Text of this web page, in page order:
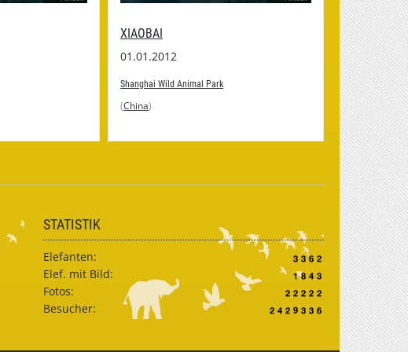
XIAOBAI
01.01.2012
Shanghai Wild Animal Park
(China)
NAME
01.01.2012
Shanghai Wild
(China)
STATISTIK
Elefanten:
Elef. mit Bild:
Fotos:
Besucher: